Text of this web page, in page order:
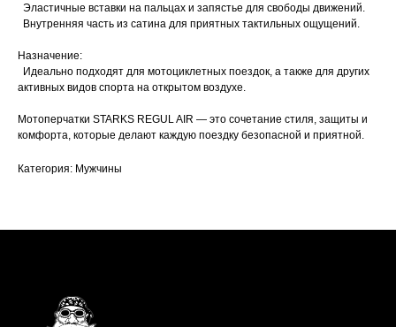
Эластичные вставки на пальцах и запястье для свободы движений.
Внутренняя часть из сатина для приятных тактильных ощущений.
Назначение:
Идеально подходят для мотоциклетных поездок, а также для других
активных видов спорта на открытом воздухе.
Мотоперчатки STARKS REGUL AIR — это сочетание стиля, защиты и
комфорта, которые делают каждую поездку безопасной и приятной.
Категория: Мужчины